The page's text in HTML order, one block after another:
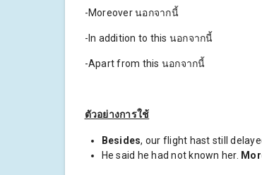
-Moreover นอกจากนี้
-In addition to this นอกจากนี้
-Apart from this นอกจากนี้
ตัวอย่างการใช้
Besides, our flight hast still
He said he had not known her.